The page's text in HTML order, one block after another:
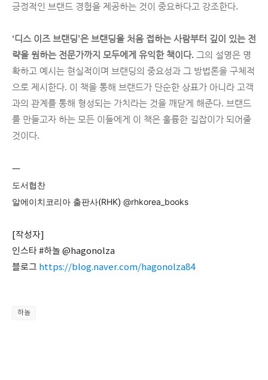
긍정적인 브랜드 경험을 제공하는 것이 중요하다고 강조한다.
‘디스 이즈 브랜딩’은 브랜딩을 처음 접하는 사람부터 깊이 있는 전
략을 원하는 전문가까지 모두에게 유익한 책이다. 그의 설명은 명
확하고 예시는 현실적이며 브랜딩의 중요성과 그 방법론을 구체적
으로 제시한다. 이 책을 통해 브랜드가 단순한 상표가 아니라 고객
과의 관계를 통해 형성되는 가치라는 것을 깨닫게 해준다. 브랜드
를 만들고자 하는 모든 이들에게 이 책은 훌륭한 길잡이가 되어줄
것이다.
ㅡ
도서협찬
알에이치코리아 출판사(RHK) @rhkorea_books
[작성자]
인스타 #하놀 @hagonolza
블로그 https://blog.naver.com/hagonolza84
하놀